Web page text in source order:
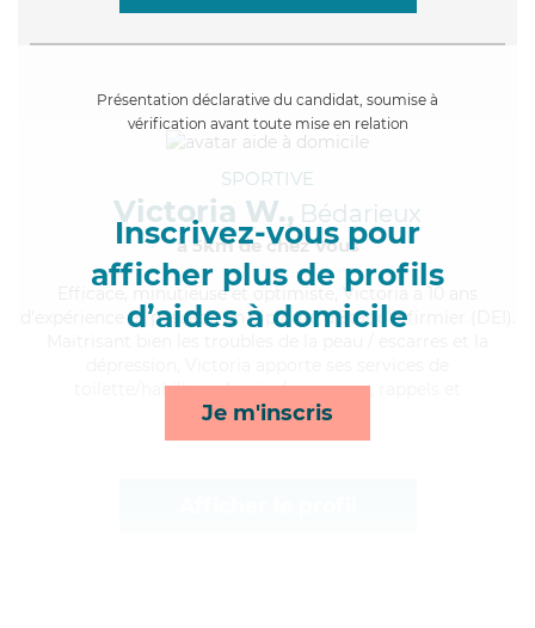
Présentation déclarative du candidat, soumise à
vérification avant toute mise en relation
Inscrivez-vous pour
afficher plus de profils
d’aides à domicile
Je m'inscris
SPORTIVE
Victoria W., Bédarieux
à 5km de chez Vous
, minutieuse et optimiste, Victoria a 10 ans
d'expérience et possède un diplôme d'Etat d'infirmier (DEI).
toilette/habillage, lessive/repassage, rappels et
surveillance de nuit*